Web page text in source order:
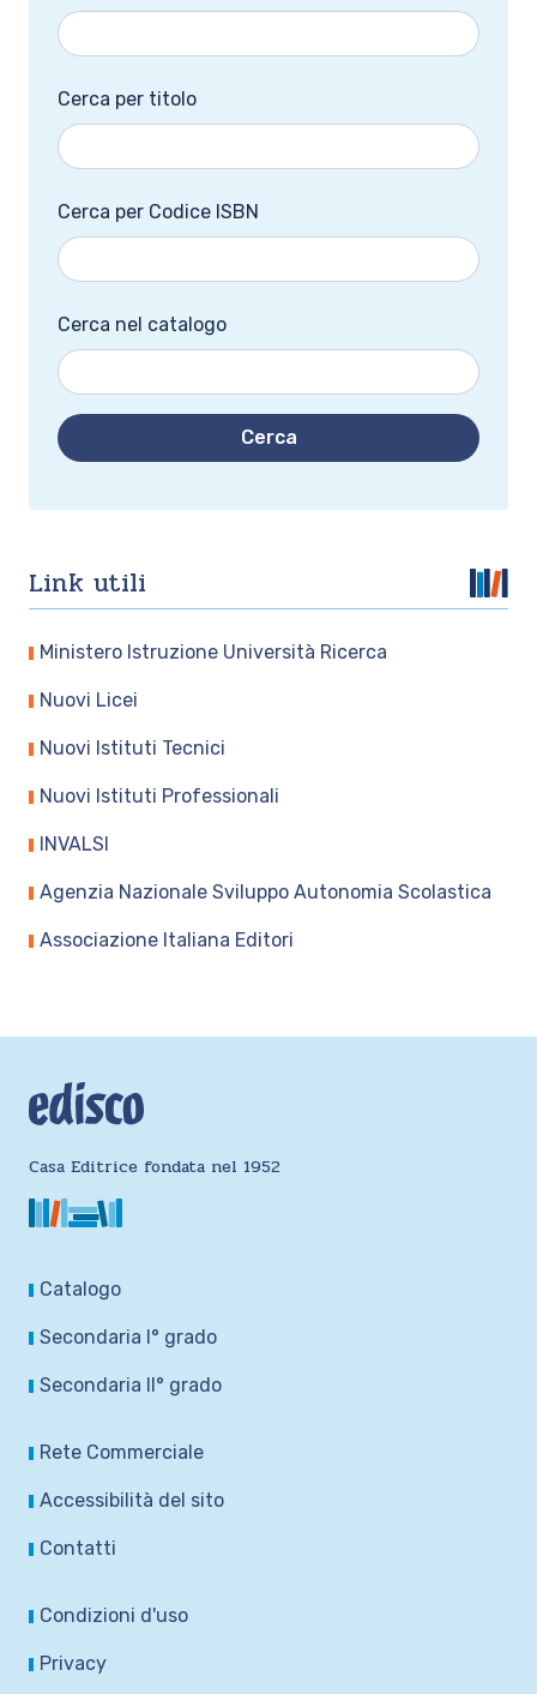
Cerca per titolo
Cerca per Codice ISBN
Cerca nel catalogo
Cerca
Link utili
Ministero Istruzione Università Ricerca
Nuovi Licei
Nuovi Istituti Tecnici
Nuovi Istituti Professionali
INVALSI
Agenzia Nazionale Sviluppo Autonomia Scolastica
Associazione Italiana Editori
Casa Editrice fondata nel 1952
Catalogo
Secondaria I° grado
Secondaria II° grado
Rete Commerciale
Accessibilità del sito
Contatti
Condizioni d'uso
Privacy